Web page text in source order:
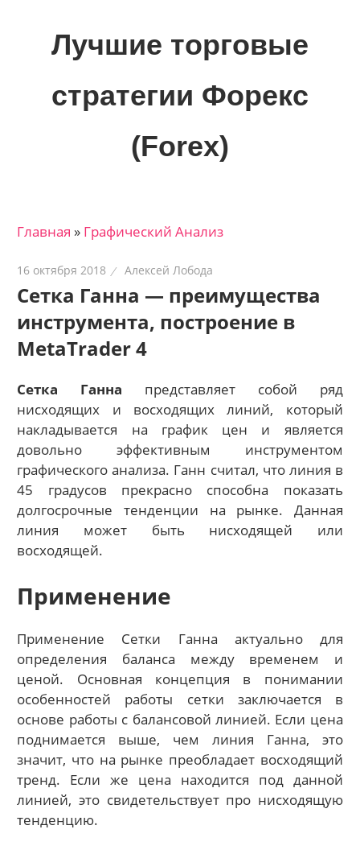
Лучшие торговые
стратегии Форекс
(Forex)
трейдеров
финансовых
рынках:
стратегии,
сигналы,
новости…
Главная » Графический Анализ
16 октября 2018 Алексей Лобода
Сетка Ганна — преимущества
инструмента, построение в
MetaTrader 4
Сетка Ганна
представляет собой ряд
нисходящих и восходящих линий, который
накладывается на график цен и является
довольно эффективным инструментом
графического анализа. Ганн считал, что линия в
45 градусов прекрасно способна показать
долгосрочные тенденции на рынке. Данная
линия может быть нисходящей или
восходящей.
Применение
Применение Сетки Ганна актуально для
определения баланса между временем и
ценой. Основная концепция в понимании
особенностей работы сетки заключается в
основе работы с балансовой линией. Если цена
поднимается выше, чем линия Ганна, это
значит, что на рынке преобладает восходящий
тренд. Если же цена находится под данной
линией, это свидетельствует про нисходящую
тенденцию.